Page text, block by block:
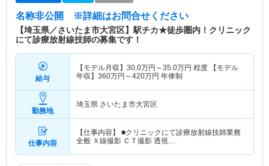
名称非公開 ※詳細はお問合せください
【埼玉県／さいたま市大宮区】駅チカ★徒歩圏内！クリニック
にて診療放射線技師の募集です！
給与
【モデル月収】 30.0万円～35.0万円 程度 【モデル
年収】 360万円～420万円 年俸制
勤務地
埼玉県 さいたま市大宮区
仕事内容
【仕事内容】 ■クリニックにて診療放射線技師業務
全般 Ｘ線撮影 ＣＴ撮影 透視…